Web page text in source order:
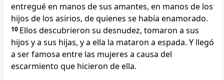
entregué en manos de sus amantes, en manos de los
hijos de los asirios, de quienes se había enamorado.
10 Ellos descubrieron su desnudez, tomaron a sus
hijos y a sus hijas, y a ella la mataron a espada. Y llegó
a ser famosa entre las mujeres a causa del
escarmiento que hicieron de ella.